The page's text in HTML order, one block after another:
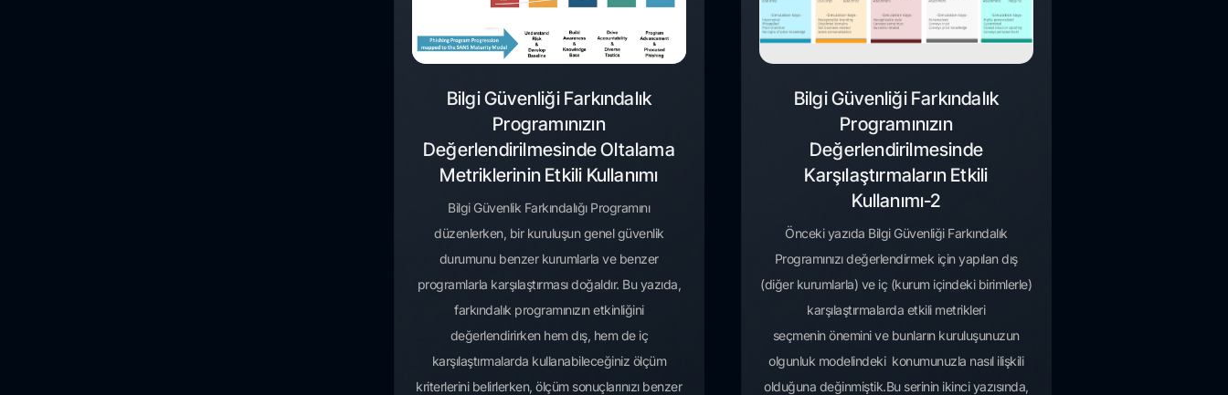
Bilgi Güvenliği Farkındalık
Programınızın
Değerlendirilmesinde Oltalama
Metriklerinin Etkili Kullanımı
Bilgi Güvenlik Farkındalığı Programını
düzenlerken, bir kuruluşun genel güvenlik
durumunu benzer kurumlarla ve benzer
programlarla karşılaştırması doğaldır. Bu yazıda,
farkındalık programınızın etkinliğini
değerlendirirken hem dış, hem de iç
karşılaştırmalarda kullanabileceğiniz ölçüm
kriterlerini belirlerken, ölçüm sonuçlarınızı benzer
Bilgi Güvenliği Farkındalık
Programınızın
Değerlendirilmesinde
Karşılaştırmaların Etkili
Kullanımı-2
Önceki yazıda Bilgi Güvenliği Farkındalık
Programınızı değerlendirmek için yapılan dış
(diğer kurumlarla) ve iç (kurum içindeki birimlerle)
karşılaştırmalarda etkili metrikleri
seçmenin önemini ve bunların kuruluşunuzun
olgunluk modelindeki konumunuzla nasıl ilişkili
olduğuna değinmiştik.Bu serinin ikinci yazısında,